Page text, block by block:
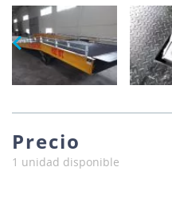
Precio
1 unidad disponible